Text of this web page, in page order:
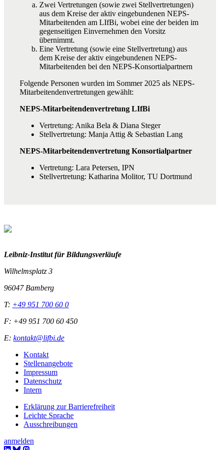
Zwei Vertretungen (sowie zwei Stellvertretungen)
aus dem Kreise der aktiv eingebundenen NEPS-
Mitarbeitenden am LIfBi, wobei eine der beiden im
gegenseitigen Einvernehmen den Vorsitz
übernimmt.
Eine Vertretung (sowie eine Stellvertretung) aus
dem Kreise der aktiv eingebundenen NEPS-
Mitarbeitenden bei den NEPS-Konsortialpartnern
Folgende Personen wurden im Sommer 2025 als NEPS-
Mitarbeitendenvertretungen gewählt:
NEPS-Mitarbeitendenvertretung LIfBi
Vertretung: Anika Bela & Diana Steger
Stellvertretung: Manja Attig & Sebastian Lang
NEPS-Mitarbeitendenvertretung Konsortialpartner
Vertretung: Lara Petersen, IPN
Stellvertretung: Katharina Molitor, TU Dortmund
Leibniz-Institut für Bildungsverläufe
Wilhelmsplatz 3
96047 Bamberg
T: +49 951 700 60 0
F: +49 951 700 60 450
E: kontakt@lifbi.de
Kontakt
Stellenangebote
Impressum
Datenschutz
Intern
Erklärung zur Barrierefreiheit
Leichte Sprache
Ausschreibungen
anmelden